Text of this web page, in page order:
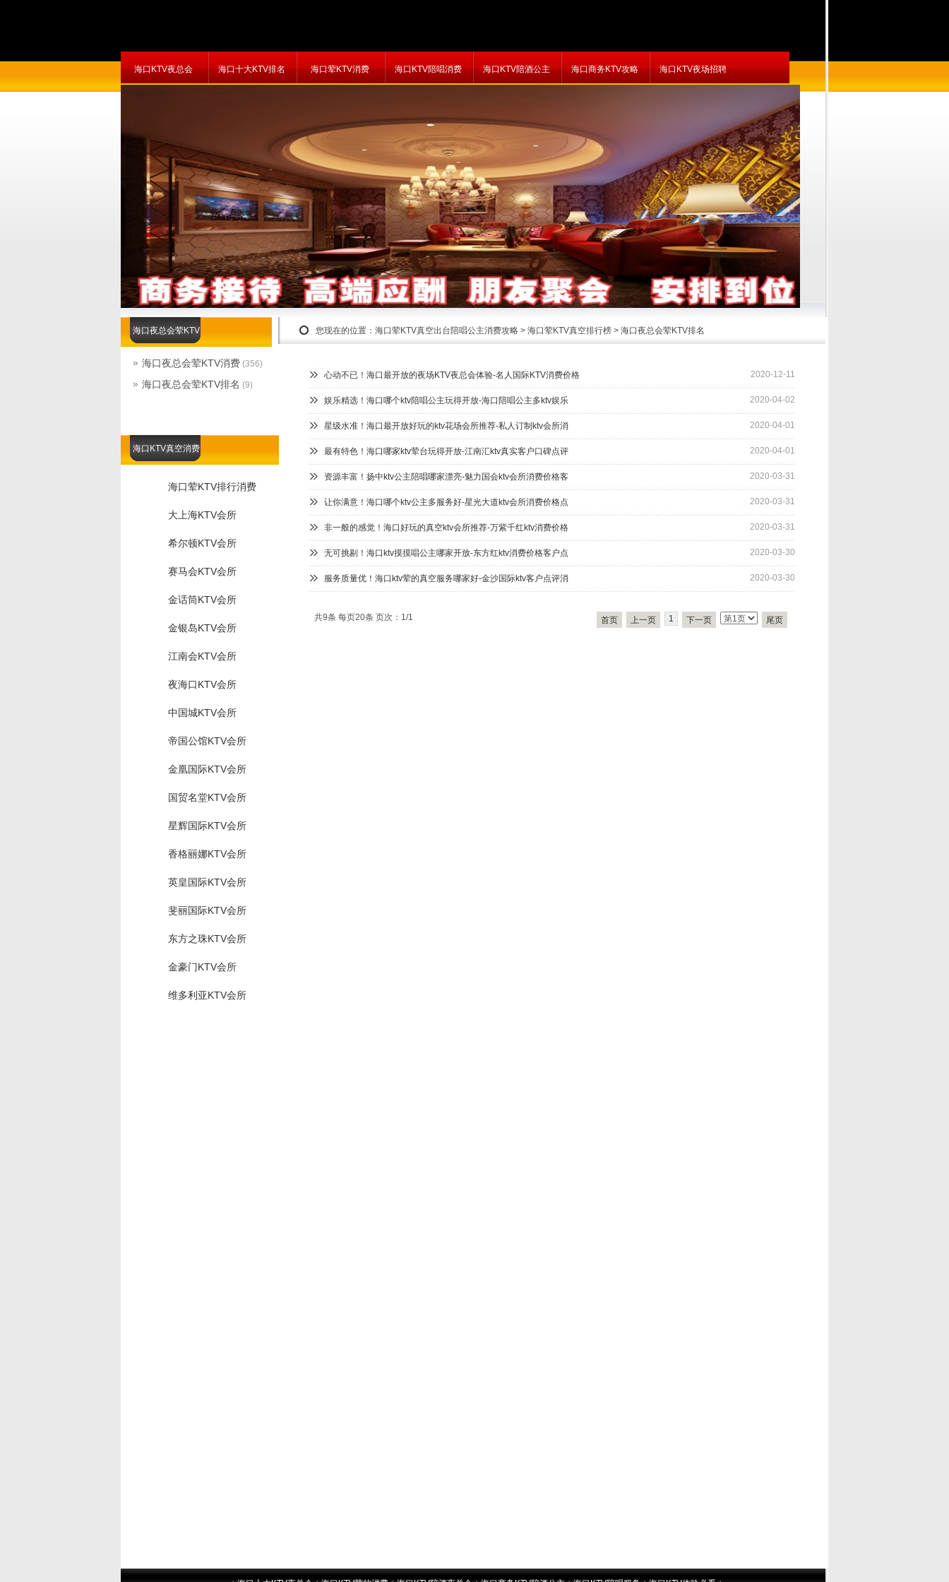
海口KTV夜总会 海口十大KTV排名 海口荤KTV消费 海口KTV陪唱消费 海口KTV陪酒公主 海口商务KTV攻略 海口KTV夜场招聘
您现在的位置： 海口荤KTV真空出台陪唱公主消费攻略 > 海口荤KTV真空排行榜 > 海口夜总会荤KTV排名
海口KTV真空消费
海口荤KTV排行消费
大上海KTV会所
希尔顿KTV会所
赛马会KTV会所
金话筒KTV会所
金银岛KTV会所
江南会KTV会所
夜海口KTV会所
中国城KTV会所
帝国公馆KTV会所
金凰国际KTV会所
国贸名堂KTV会所
星辉国际KTV会所
香格丽娜KTV会所
英皇国际KTV会所
斐丽国际KTV会所
东方之珠KTV会所
金豪门KTV会所
维多利亚KTV会所
心动不已！海口最开放的夜场KTV夜总会体验-名人国际KTV消费价格 2020-12-11
娱乐精选！海口哪个ktv陪唱公主玩得开放-海口陪唱公主多ktv娱乐 2020-04-02
星级水准！海口最开放好玩的ktv花场会所推荐-私人订制ktv会所消 2020-04-01
最有特色！海口哪家ktv荤台玩得开放-江南汇ktv真实客户口碑点评 2020-04-01
资源丰富！扬中ktv公主陪唱哪家漂亮-魅力国会ktv会所消费价格客 2020-03-31
让你满意！海口哪个ktv公主多服务好-星光大道ktv会所消费价格点 2020-03-31
非一般的感觉！海口好玩的真空ktv会所推荐-万紫千红ktv消费价格 2020-03-31
无可挑剔！海口ktv摸摸唱公主哪家开放-东方红ktv消费价格客户点 2020-03-30
服务质量优！海口ktv荤的真空服务哪家好-金沙国际ktv客户点评消 2020-03-30
共9条 每页20条 页次：1/1 首页 上一页 1 下一页 尾页
海口夜总会荤KTV
海口夜总会荤KTV消费 (356)
海口夜总会荤KTV排名 (9)